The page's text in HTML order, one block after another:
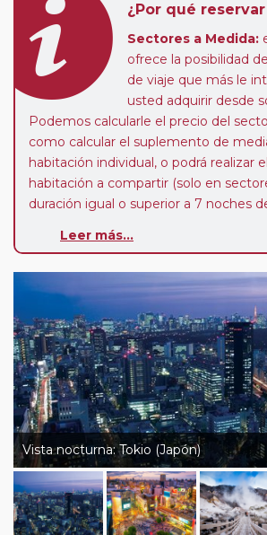
¿Por qué
Sectores a Medida:
ofrece la posibilidad
de viaje que más le
usted adquirir desde
Podemos calcularle el precio del
como calcular el suplemento de
habitación individual, o podrá realizar
habitación a compartir (solo en
duración igual o superior a 7 noches
año, ofrece a los pasajeros que ya
nuestro Club de Pasajeros (cuya
tras rellenar el cuestionario de
o los que estén en luna de miel
descuento del 5%.
Leer más...
Vista nocturna: Tokio (Japón)